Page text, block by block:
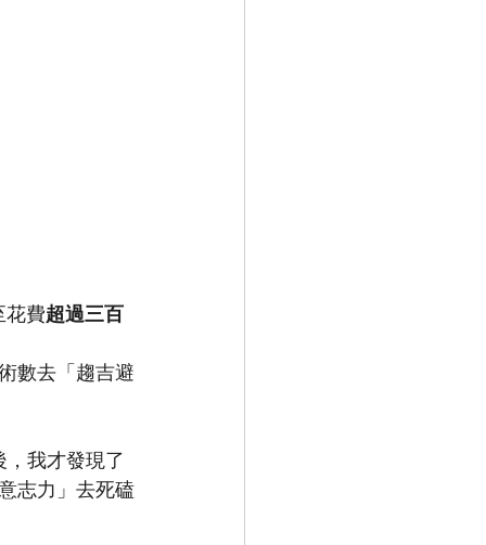
花費超過三百
數去「趨吉避
我才發現了
志力」去死磕